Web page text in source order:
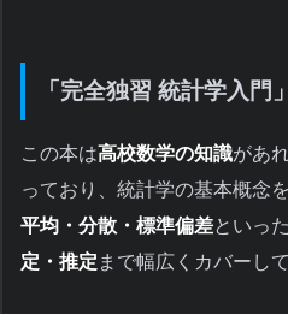
「完全独習 統計学入門」
この本は高校数学の知識があ
っており、統計学の基本概念
平均・分散・標準偏差といっ
定・推定 まで幅広くカバーし